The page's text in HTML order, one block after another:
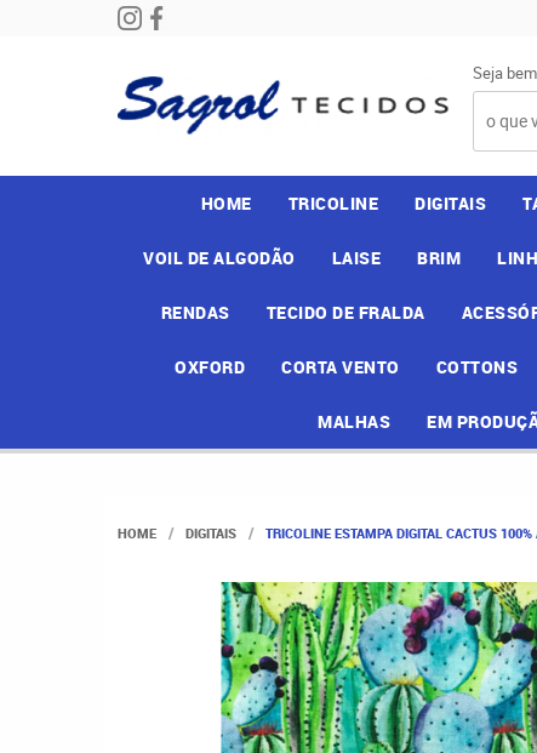
Seja
HOME TRICOLINE DIGITAIS
VOIL DE ALGODÃO LAISE BRIM
RENDAS TECIDO DE FRALDA
OXFORD CORTA VENTO COTTONS
MALHAS EM
HOME DIGITAIS TRICOLINE ESTAMPA DIGITAL CACTUS